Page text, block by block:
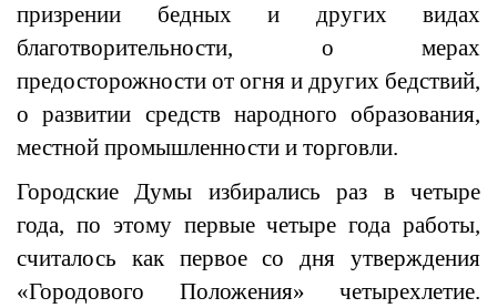
призрении бедных и других видах
благотворительности, о мерах
предосторожности от огня и других бедствий,
о развитии средств народного образования,
местной промышленности и торговли.
Городские Думы избирались раз в четыре
года, по этому первые четыре года работы,
считалось как первое со дня утверждения
«Городового Положения» четырехлетие.